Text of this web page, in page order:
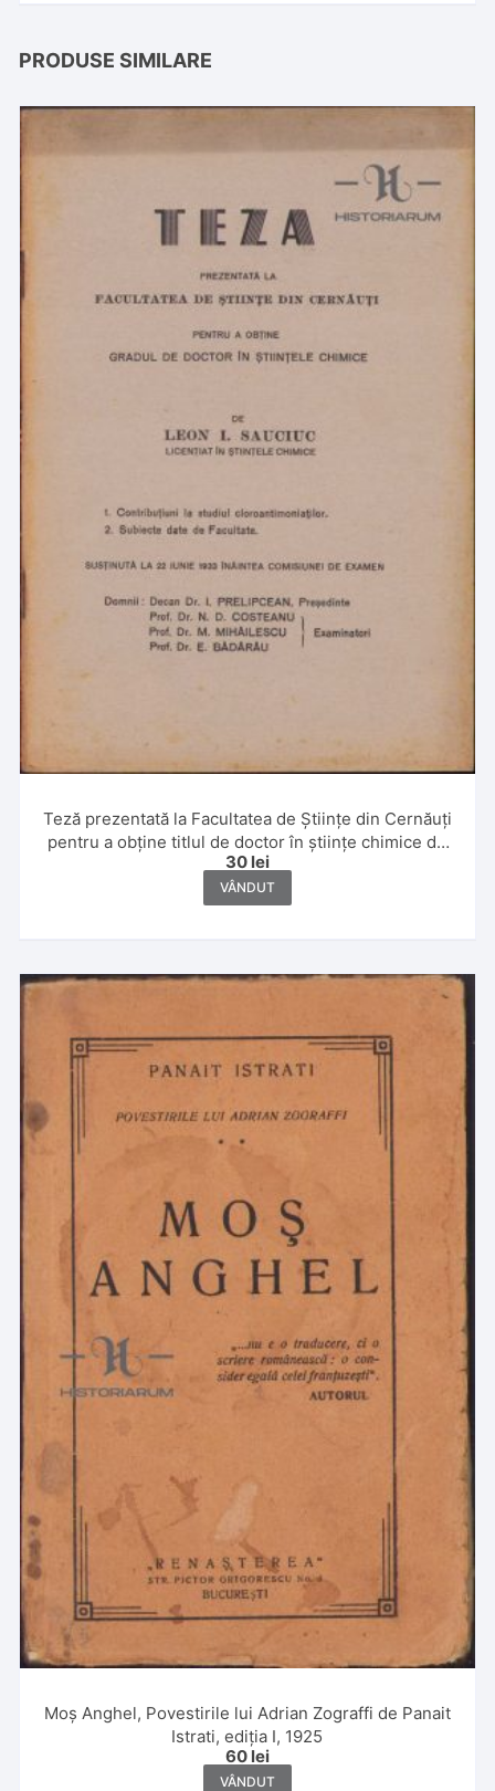
PRODUSE SIMILARE
Teză prezentată la Facultatea de Științe din Cernăuți
pentru a obține titlul de doctor în științe chimice de
Leon Sauciuc, 1933
30 lei
VÂNDUT
Moș Anghel, Povestirile lui Adrian Zograffi de Panait
Istrati, ediția I, 1925
60 lei
VÂNDUT